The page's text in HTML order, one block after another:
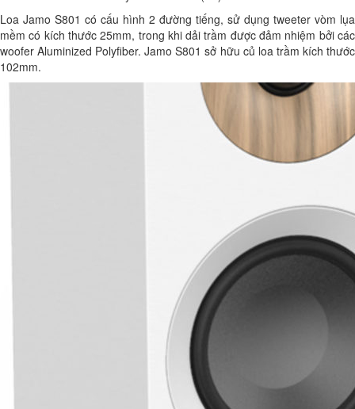
Loa Jamo S801 có cấu hình 2 đường tiếng, sử dụng tweeter vòm lụa
mềm có kích thước 25mm, trong khi dải trầm được đảm nhiệm bởi các
woofer Aluminized Polyfiber. Jamo S801 sở hữu củ loa trầm kích thước
102mm.